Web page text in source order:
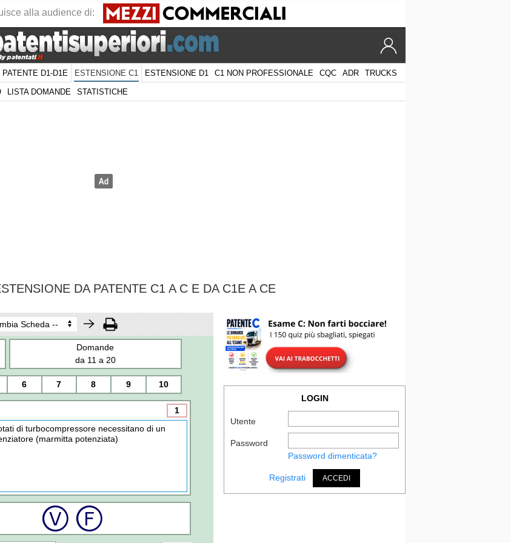
PATENTE D1-D1E ESTENSIONE C1 ESTENSIONE D1 C1 NON PROFESSIONALE CQC ADR TRUCKS
LISTA DOMANDE STATISTICHE
DA PATENTE C1 A C E DA C1E A CE
Domande
da 11 a 20
6 7 8 9 10
1
di turbocompressore necessitano di un
(marmitta potenziata)
LOGIN
Utente
Password
Password dimenticata?
Registrati ACCEDI
alla audience di: